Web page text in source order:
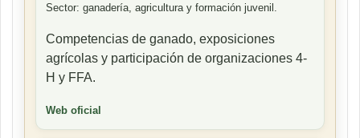
Sector: ganadería, agricultura y formación juvenil.
Competencias de ganado, exposiciones
agrícolas y participación de organizaciones 4-
H y FFA.
Web oficial